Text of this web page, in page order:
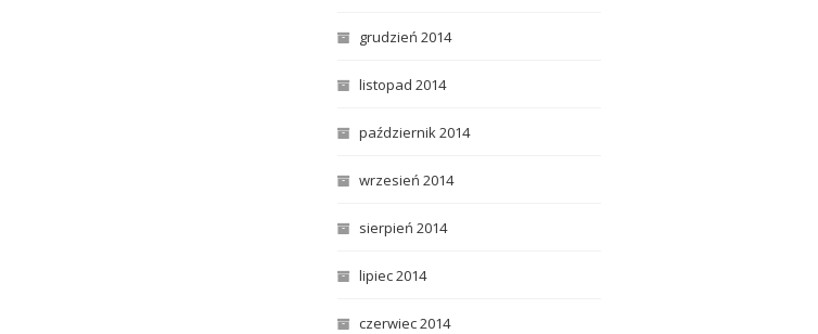
grudzień 2014
listopad 2014
październik 2014
wrzesień 2014
sierpień 2014
lipiec 2014
czerwiec 2014